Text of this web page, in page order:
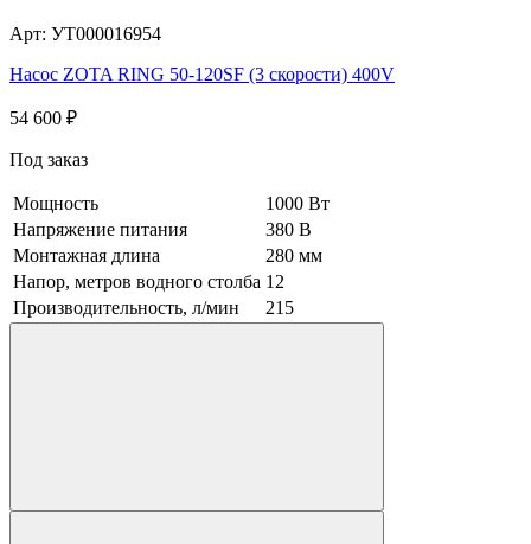
Арт: УТ000016954
Насос ZOTA RING 50-120SF (3 скорости) 400V
54 600 ₽
Под заказ
Мощность
1000 Вт
Напряжение питания
380 В
Монтажная длина
280 мм
Напор, метров водного столба 12
Производительность, л/мин
215